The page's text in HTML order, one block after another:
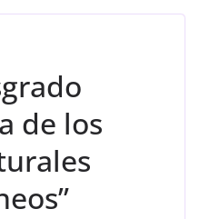
de los